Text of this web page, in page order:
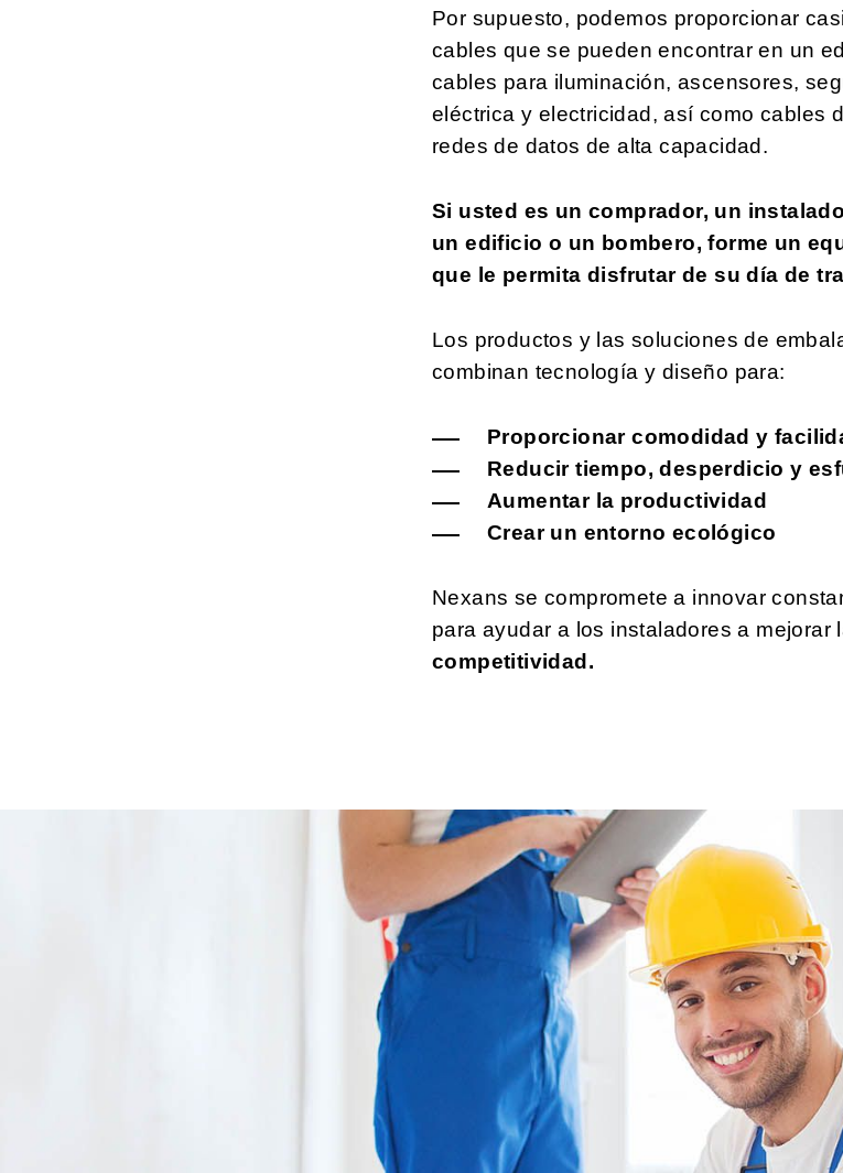
Por supuesto, podemos proporcionar
cables que se pueden encontrar en un
cables para iluminación, ascensores,
eléctrica y electricidad, así como cables
redes de datos de alta capacidad.
Si usted es un comprador, un
un edificio o un bombero, forme un
que le permita disfrutar de su día de
Los productos y las soluciones de
combinan tecnología y diseño para:
Proporcionar comodidad y
Reducir tiempo, desperdicio y
Aumentar la productividad
Crear un entorno ecológico
Nexans se compromete a innovar
para ayudar a los instaladores a mejorar
competitividad.